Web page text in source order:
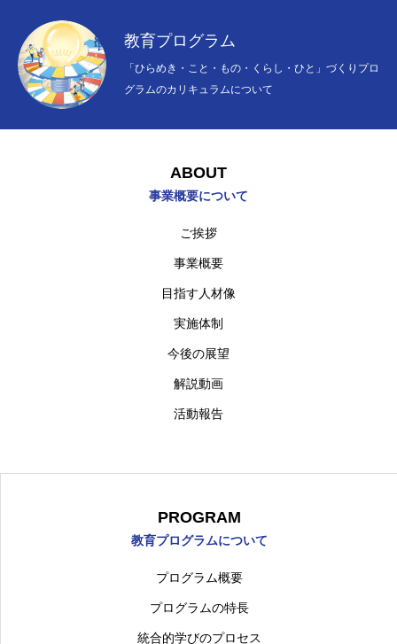
理工学部
教育プログラム
「ひらめき・こと・もの・くらし・ひと」づくりプロ
グラムのカリキュラムについて
ABOUT
事業概要について
ご挨拶
事業概要
目指す人材像
実施体制
今後の展望
解説動画
活動報告
PROGRAM
教育プログラムについて
プログラム概要
プログラムの特長
統合的学びのプロセス